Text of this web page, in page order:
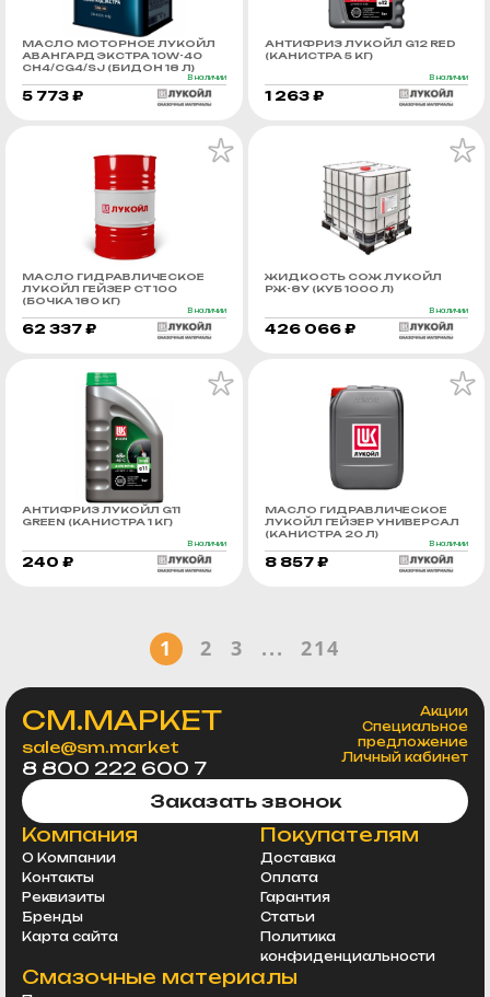
МАСЛО МОТОРНОЕ ЛУКОЙЛ
АВАНГАРД ЭКСТРА 10W-40
CH4/CG4/SJ (БИДОН 18 Л)
В наличии
5 773 ₽
АНТИФРИЗ ЛУКОЙЛ G12 RED
(КАНИСТРА 5 КГ)
В наличии
1 263 ₽
МАСЛО ГИДРАВЛИЧЕСКОЕ
ЛУКОЙЛ ГЕЙЗЕР СТ 100
(БОЧКА 180 КГ)
В наличии
62 337 ₽
ЖИДКОСТЬ СОЖ ЛУКОЙЛ
РЖ-8У (КУБ 1000 Л)
В наличии
426 066 ₽
АНТИФРИЗ ЛУКОЙЛ G11
GREEN (КАНИСТРА 1 КГ)
В наличии
240 ₽
МАСЛО ГИДРАВЛИЧЕСКОЕ
ЛУКОЙЛ ГЕЙЗЕР УНИВЕРСАЛ
(КАНИСТРА 20 Л)
В наличии
8 857 ₽
1 2 3 ... 214
СМ.МАРКЕТ
sale@sm.market
8 800 222 600 7
Акции
Специальное
предложение
Личный кабинет
Заказать звонок
Компания
О Компании
Контакты
Реквизиты
Бренды
Карта сайта
Покупателям
Доставка
Оплата
Гарантия
Статьи
Политика
конфиденциальности
Смазочные материалы